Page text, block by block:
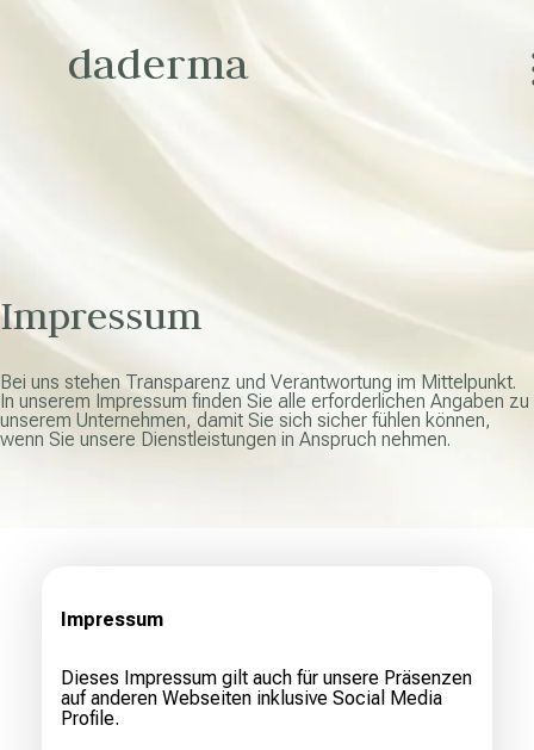
daderma
Impressum
Bei uns stehen Transparenz und Verantwortung im Mittelpunkt.
In unserem Impressum finden Sie alle erforderlichen Angaben zu
unserem Unternehmen, damit Sie sich sicher fühlen können,
wenn Sie unsere Dienstleistungen in Anspruch nehmen.
Impressum
Dieses Impressum gilt auch für unsere Präsenzen
auf anderen Webseiten inklusive Social Media
Profile.